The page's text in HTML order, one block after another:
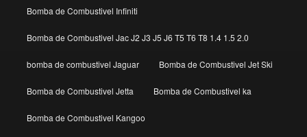
Bomba de Combustivel Infiniti
Bomba de Combustivel Jac J2 J3 J5 J6 T5 T6 T8 1.4 1.5 2.0
bomba de combustivel Jaguar Bomba de Combustivel Jet Ski
Bomba de Combustivel Jetta Bomba de Combustivel ka
Bomba de Combustivel Kangoo